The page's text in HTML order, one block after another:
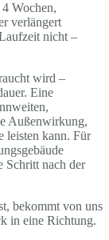
Wochen,
verlängert
nicht –
wird –
Eine
Außenwirkung,
leisten kann. Für
Schritt nach der
bekommt von uns
in eine Richtung.